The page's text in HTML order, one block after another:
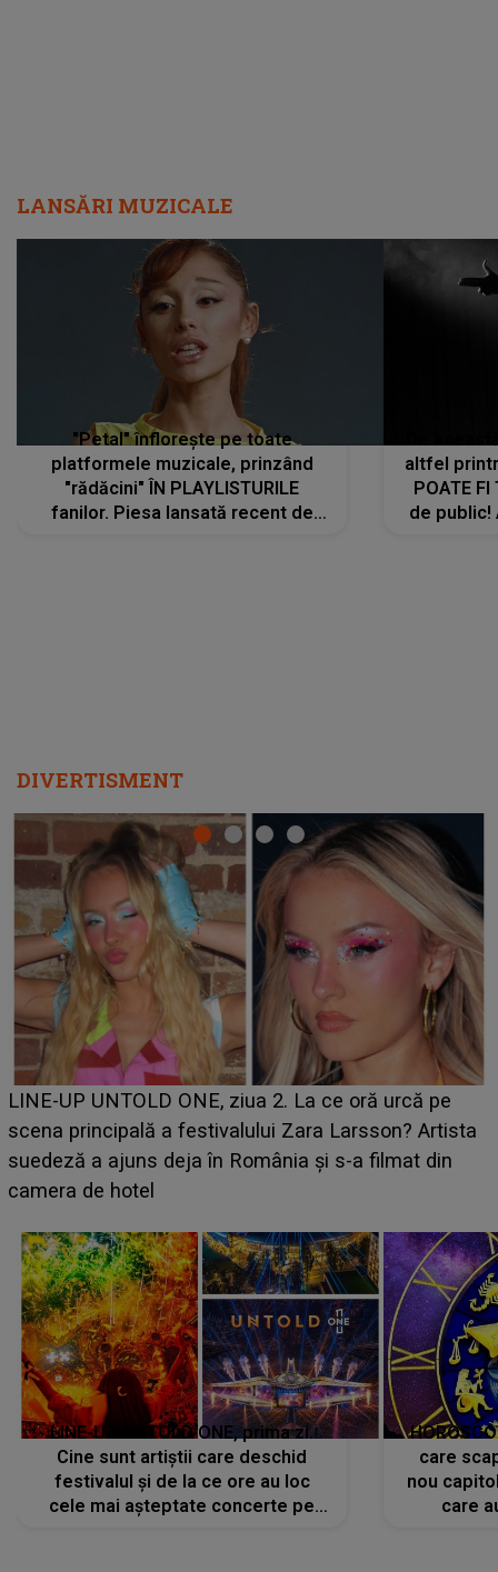
LANSĂRI MUZICALE
"Petal" înflorește pe toate
platformele muzicale, prinzând
"rădăcini" ÎN PLAYLISTURILE
fanilor. Piesa lansată recent de
altfel
POATE FI
de public!
DIVERTISMENT
Ce a dezvăluit noua concurentă din "Casa Iubirii" l-a
luat prin surprindere pe Emanuel. CINE ESTE
BĂIATUL VIZAT de Alexandra?! Aflându-se în fața
faptului împlinit, A RECUNOSCUT IMEDIAT: "Am
LINE-UP UNTOLD ONE, prima zi.
Cine sunt artiștii care deschid
festivalul și de la ce ore au loc
cele mai așteptate concerte pe
care
nou
care